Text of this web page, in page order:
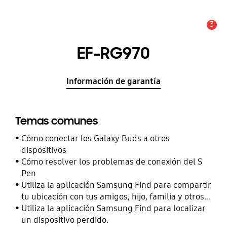
3
EF-RG970
Información de garantía
Temas comunes
Cómo conectar los Galaxy Buds a otros
dispositivos
Cómo resolver los problemas de conexión del S
Pen
Utiliza la aplicación Samsung Find para compartir
tu ubicación con tus amigos, hijo, familia y otros
contactos
Utiliza la aplicación Samsung Find para localizar
un dispositivo perdido.